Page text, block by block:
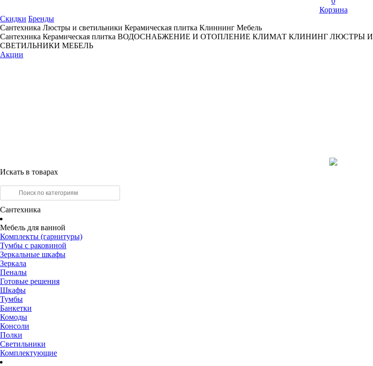
Корзина
Скидки Бренды
Сантехника Люстры и светильники Керамическая плитка Клиннинг Мебель
Сантехника Керамическая плитка ВОДОСНАБЖЕНИЕ И ОТОПЛЕНИЕ КЛИМАТ КЛИНИНГ ЛЮСТРЫ И
СВЕТИЛЬНИКИ МЕБЕЛЬ
Акции
Искать в товарах
Сантехника
Мебель для ванной
Комплекты (гарнитуры)
Тумбы с раковиной
Зеркальные шкафы
Зеркала
Пеналы
Готовые решения
Шкафы
Тумбы
Банкетки
Комоды
Консоли
Полки
Светильники
Комплектующие